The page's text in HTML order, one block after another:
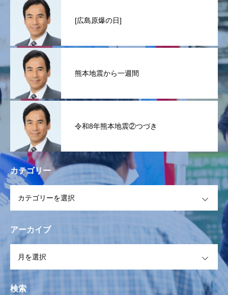
[広島原爆の日]
熊本地震から一週間
令和8年熊本地震②つづき
カテゴリー
アーカイブ
検索